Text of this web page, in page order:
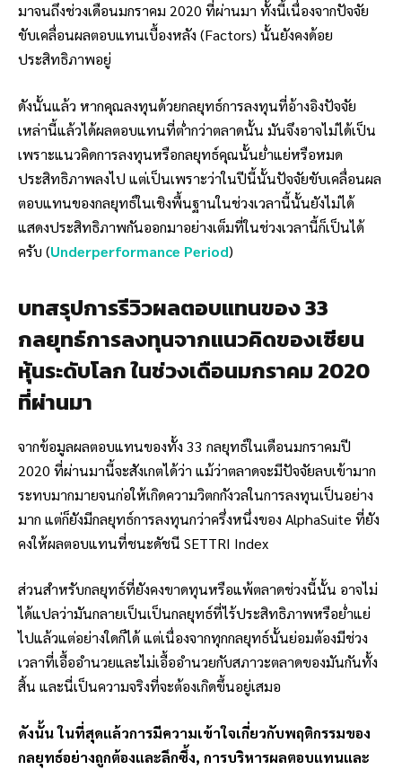
มาจนถึงช่วงเดือนมกราคม 2020 ที่ผ่านมา ทั้งนี้เนื่องจากปัจจัย
ขับเคลื่อนผลตอบแทนเบื้องหลัง (Factors) นั้นยังคงด้อย
ประสิทธิภาพอยู่
ดังนั้นแล้ว หากคุณลงทุนด้วยกลยุทธ์การลงทุนที่อ้างอิงปัจจัย
เหล่านี้แล้วได้ผลตอบแทนที่ต่ำกว่าตลาดนั้น มันจึงอาจไม่ได้เป็น
เพราะแนวคิดการลงทุนหรือกลยุทธ์คุณนั้นย่ำแย่หรือหมด
ประสิทธิภาพลงไป แต่เป็นเพราะว่าในปีนี้นั้นปัจจัยขับเคลื่อนผล
ตอบแทนของกลยุทธ์ในเชิงพื้นฐานในช่วงเวลานี้นั้นยังไม่ได้
แสดงประสิทธิภาพกันออกมาอย่างเต็มที่ในช่วงเวลานี้ก็เป็นได้
ครับ (Underperformance Period)
บทสรุปการรีวิวผลตอบแทนของ 33
กลยุทธ์การลงทุนจากแนวคิดของเซียน
หุ้นระดับโลก ในช่วงเดือนมกราคม 2020
ที่ผ่านมา
จากข้อมูลผลตอบแทนของทั้ง 33 กลยุทธ์ในเดือนมกราคมปี
2020 ที่ผ่านมานี้จะสังเกตได้ว่า แม้ว่าตลาดจะมีปัจจัยลบเข้ามาก
ระทบมากมายจนก่อให้เกิดความวิตกกังวลในการลงทุนเป็นอย่าง
มาก แต่ก็ยังมีกลยุทธ์การลงทุนกว่าครึ่งหนึ่งของ AlphaSuite ที่ยัง
คงให้ผลตอบแทนที่ชนะดัชนี SETTRI Index
ส่วนสำหรับกลยุทธ์ที่ยังคงขาดทุนหรือแพ้ตลาดช่วงนี้นั้น อาจไม่
ได้แปลว่ามันกลายเป็นเป็นกลยุทธ์ที่ไร้ประสิทธิภาพหรือย่ำแย่
ไปแล้วแต่อย่างใดก็ได้ แต่เนื่องจากทุกกลยุทธ์นั้นย่อมต้องมีช่วง
เวลาที่เอื้ออำนวยและไม่เอื้ออำนวยกับสภาวะตลาดของมันกันทั้ง
สิ้น และนี่เป็นความจริงที่จะต้องเกิดขึ้นอยู่เสมอ
ดังนั้น ในที่สุดแล้วการมีความเข้าใจเกี่ยวกับพฤติกรรมของ
กลยุทธ์อย่างถูกต้องและลึกซึ้ง, การบริหารผลตอบแทนและ